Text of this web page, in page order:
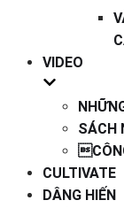
VIDEO
SÁCH
CULTIVATE
DÂNG HIẾN